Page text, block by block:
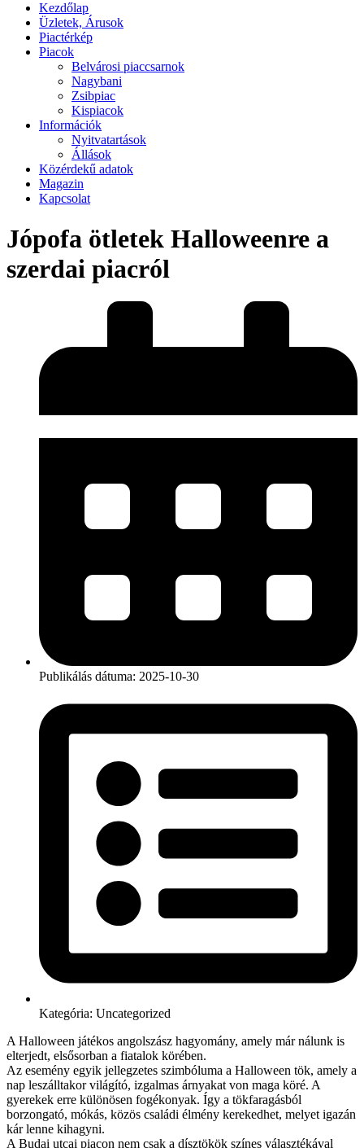
Kezdőlap
Üzletek, Árusok
Piactérkép
Piacok
Belvárosi piaccsarnok
Nagybani
Zsibpiac
Kispiacok
Információk
Nyitvatartások
Állások
Közérdekű adatok
Magazin
Kapcsolat
Jópofa ötletek Halloweenre a
szerdai piacról
Publikálás dátuma: 2025-10-30
Kategória: Uncategorized
A Halloween játékos angolszász hagyomány, amely már nálunk is
elterjedt, elsősorban a fiatalok körében.
Az esemény egyik jellegzetes szimbóluma a Halloween tök, amely a
nap leszálltakor világító, izgalmas árnyakat von maga köré. A
gyerekek erre különösen fogékonyak. Így a tökfaragásból
borzongató, mókás, közös családi élmény kerekedhet, melyet igazán
kár lenne kihagyni.
A Budai utcai piacon nem csak a dísztökök színes választékával